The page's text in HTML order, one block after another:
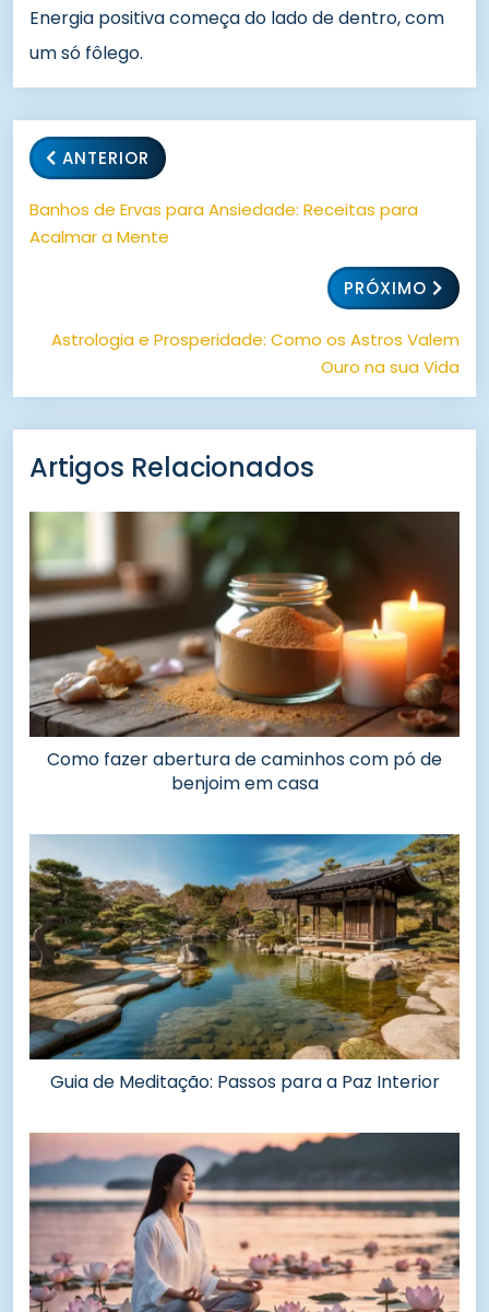
Energia positiva começa do lado de dentro, com
um só fôlego.
ANTERIOR
Banhos de Ervas para Ansiedade: Receitas para
Acalmar a Mente
PRÓXIMO
Astrologia e Prosperidade: Como os Astros Valem
Ouro na sua Vida
Artigos Relacionados
Como fazer abertura de caminhos com pó de
benjoim em casa
Guia de Meditação: Passos para a Paz Interior